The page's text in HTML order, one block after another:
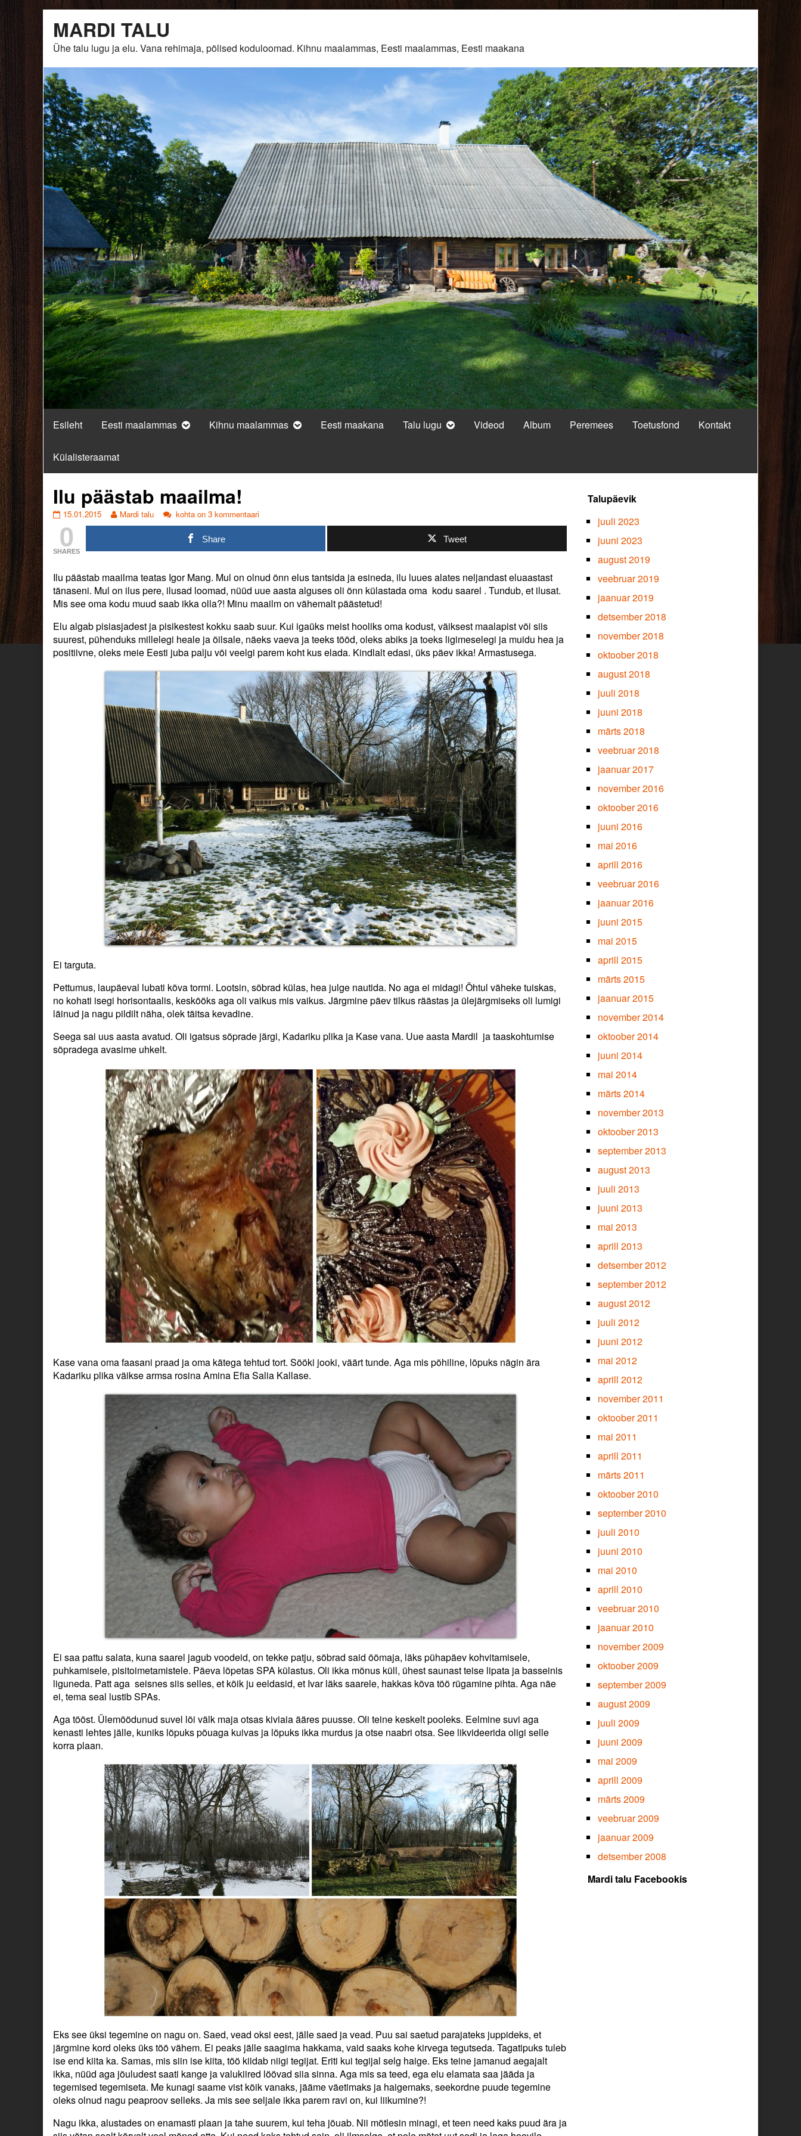
content
MARDI TALU
Ühe talu lugu ja elu. Vana rehimaja, põlised koduloomad. Kihnu maalammas, Eesti maalammas, Eesti maakana
Esileht Eesti maalammas Kihnu maalammas Eesti maakana Talu lugu Videod Album Peremees Toetusfond Kontakt
Külalisteraamat
Ilu päästab maailma!
Ilu
päästab
maailma!
published
on
15.01.2015
Read
more
of
Ilu
päästab
maailma!,
Mardi talu
Ilu
päästab
maailma!
kohta on 3 kommentaari
0
SHARES
Share Tweet
Ilu päästab maailma teatas Igor Mang. Mul on olnud õnn elus tantsida ja esineda, ilu luues alates neljandast eluaastast
tänaseni. Mul on ilus pere, ilusad loomad, nüüd uue aasta alguses oli õnn külastada oma kodu saarel . Tundub, et ilusat.
Mis see oma kodu muud saab ikka olla?! Minu maailm on vähemalt päästetud!
Elu algab pisiasjadest ja pisikestest kokku saab suur. Kui igaüks meist hooliks oma kodust, väiksest maalapist või siis
suurest, pühenduks millelegi heale ja õilsale, näeks vaeva ja teeks tööd, oleks abiks ja toeks ligimeselegi ja muidu hea ja
positiivne, oleks meie Eesti juba palju või veelgi parem koht kus elada. Kindlalt edasi, üks päev ikka! Armastusega.
Ei targuta.
Pettumus, laupäeval lubati kõva tormi. Lootsin, sõbrad külas, hea julge nautida. No aga ei midagi! Õhtul väheke tuiskas,
no kohati isegi horisontaalis, keskööks aga oli vaikus mis vaikus. Järgmine päev tilkus räästas ja ülejärgmiseks oli lumigi
läinud ja nagu pildilt näha, olek täitsa kevadine.
Seega sai uus aasta avatud. Oli igatsus sõprade järgi, Kadariku plika ja Kase vana. Uue aasta Mardil ja taaskohtumise
sõpradega avasime uhkelt.
Kase vana oma faasani praad ja oma kätega tehtud tort. Sööki jooki, väärt tunde. Aga mis põhiline, lõpuks nägin ära
Kadariku plika väikse armsa rosinaAmina Efia Salia Kallase.
Ei saa pattu salata, kuna saarel jagub voodeid, on tekke patju, sõbrad said öömaja, läks pühapäev kohvitamisele,
puhkamisele, pisitoimetamistele. Päeva lõpetas SPA külastus. Oli ikka mõnus küll, ühest saunast teise lipata ja basseinis
liguneda. Patt aga seisnes siis selles, et kõik ju eeldasid, et Ivar läks saarele, hakkas kõva töö rügamine pihta. Aga näe
ei, tema seal lustib SPAs.
Aga tööst. Ülemöödunud suvel lõi välk maja otsas kiviaia ääres puusse. Oli teine keskelt pooleks. Eelmine suvi aga
kenasti lehtes jälle, kuniks lõpuks põuaga kuivas ja lõpuks ikka murdus ja otse naabri otsa. See likvideerida oligi selle
korra plaan.
Eks see üksi tegemine on nagu on. Saed, vead oksi eest, jälle saed ja vead. Puu sai saetud parajateks juppideks, et
järgmine kord oleks üks töö vähem. Ei peaks jälle saagima hakkama, vaid saaks kohe kirvega tegutseda. Tagatipuks tuleb
ise end kiita ka. Samas, mis siin ise kiita, töö kiidab niigi tegijat. Eriti kui tegijal selg haige. Eks teine jamanud aegajalt
ikka, nüüd aga jõuludest saati kange ja valukiired löövad siia sinna. Aga mis sa teed, ega elu elamata saa jääda ja
tegemised tegemiseta. Me kunagi saame vist kõik vanaks, jääme väetimaks ja haigemaks, seekordne puude tegemine
oleks olnud nagu peaproov selleks. Ja mis see seljale ikka parem ravi on, kui liikumine?!
Nagu ikka, alustades on enamasti plaan ja tahe suurem, kui teha jõuab. Nii mõtlesin minagi, et teen need kaks puud ära ja
Primary
Sidebar
Talupäevik
juuli 2023
juuni 2023
august 2019
veebruar 2019
jaanuar 2019
detsember 2018
november 2018
oktoober 2018
august 2018
juuli 2018
juuni 2018
märts 2018
veebruar 2018
jaanuar 2017
november 2016
oktoober 2016
juuni 2016
mai 2016
aprill 2016
veebruar 2016
jaanuar 2016
juuni 2015
mai 2015
aprill 2015
märts 2015
jaanuar 2015
november 2014
oktoober 2014
juuni 2014
mai 2014
märts 2014
november 2013
oktoober 2013
september 2013
august 2013
juuli 2013
juuni 2013
mai 2013
aprill 2013
detsember 2012
september 2012
august 2012
juuli 2012
juuni 2012
mai 2012
aprill 2012
november 2011
oktoober 2011
mai 2011
aprill 2011
märts 2011
oktoober 2010
september 2010
juuli 2010
juuni 2010
mai 2010
aprill 2010
veebruar 2010
jaanuar 2010
november 2009
oktoober 2009
september 2009
august 2009
juuli 2009
juuni 2009
mai 2009
aprill 2009
märts 2009
veebruar 2009
jaanuar 2009
detsember 2008
Mardi talu Facebookis